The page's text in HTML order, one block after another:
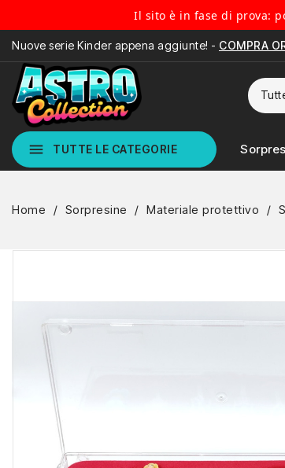
Il sito è in fase di prova:
Nuove serie Kinder appena aggiunte! - COMPRA
menu TUTTE LE CATEGORIE
Home Sorpresine Materiale protettivo